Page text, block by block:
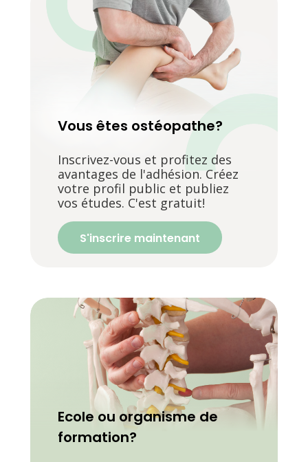
Vous êtes ostéopathe?
Inscrivez-vous et profitez des
avantages de l'adhésion. Créez
votre profil public et publiez
vos études. C'est gratuit!
S'inscrire maintenant
Ecole ou organisme de
formation?